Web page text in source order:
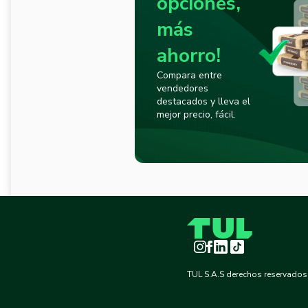
más
ahorro!
Compara entre
vendedores
destacados y lleva el
mejor precio, fácil.
Instagram
Facebook
LinkedInTikTok
TUL S.A.S derechos reservados